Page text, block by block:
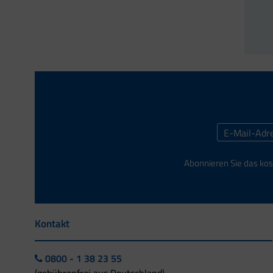
Abonnieren Sie das
Kontakt
0800 - 1 38 23 55